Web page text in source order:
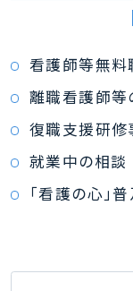
看護師等無料
離職看護師等
復職支援研修
就業中の相談
「看護の心」